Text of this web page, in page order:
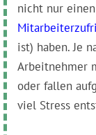
nicht nur
ist) haben. Je
Arbeitnehmer
oder fallen
viel Stress